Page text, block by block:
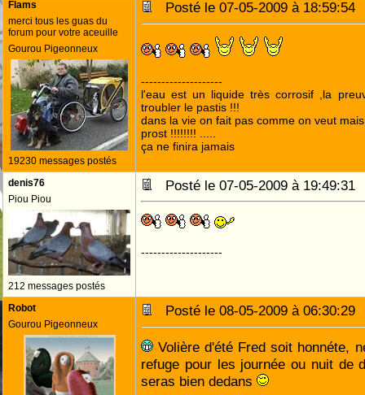
Flams
merci tous les guas du
forum pour votre aceuille
Gourou Pigeonneux
19230 messages postés
Posté le 07-05-2009 à
--------------------
l'eau est un liquide très corrosif ,la
troubler le pastis !!!
dans la vie on fait pas comme on veut
prost !!!!!!!! .....
ça ne finira jamais
denis76
Piou Piou
212 messages postés
Posté le 07-05-2009 à
--------------------
Robot
Gourou Pigeonneux
Posté le 08-05-2009 à
Volière d'été Fred soit honnéte,
refuge pour les journée ou nuit de
seras bien dedans